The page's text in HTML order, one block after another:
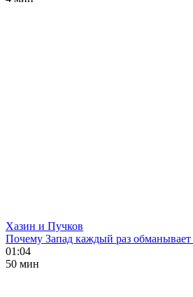
Хазин и Пучков
Почему Запад каждый раз
01:04
50 мин